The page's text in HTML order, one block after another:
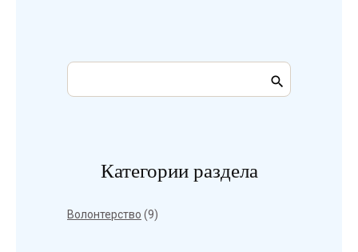
Категории раздела
Волонтерство (9)